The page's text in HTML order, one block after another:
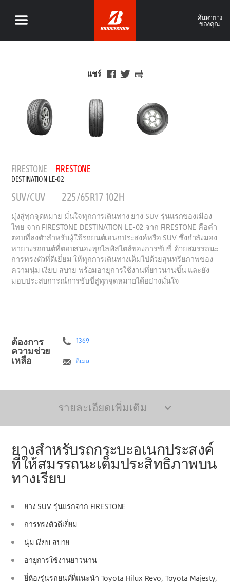
ค้นหายาง
ของคุณ
แชร์
FIRESTONE FIRESTONE
DESTINATION LE-02
SUV/CUV 225/65R17 102H
มุ่งสู่ทุกจุดหมาย มั่นใจทุกการเดินทาง ยาง SUV รุ่นแรกของเมือง
ไทย จาก FIRESTONE DESTINATION LE-02 จาก FIRESTONE คือคำ
ตอบที่ลงตัวสำหรับผู้ใช้รถยนต์เอนกประสงค์หรือ SUV ซึ่งกำลังมอง
หายางรถยนต์ที่ตอบสนองทุกไลฟ์สไตล์ของการขับขี่ ด้วยสมรรถนะ
การทรงตัวที่ดีเยี่ยม ให้ทุกการเดินทางเต็มไปด้วยสุนทรียภาพของ
ความนุ่ม เงียบ สบาย พร้อมอายุการใช้งานที่ยาวนานขึ้น และยัง
มอบประสบการณ์การขับขี่สู่ทุกจุดหมายได้อย่างมั่นใจ
ต้องการ
ความช่วย
เหลือ
1369
อีเมล
รายละเอียดเพิ่มเติม
ยางสำหรับรถกระบะอเนกประสงค์
ที่ให้สมรรถนะเต็มประสิทธิภาพบน
ทางเรียบ
ยาง SUV รุ่นแรกจาก FIRESTONE
การทรงตัวดีเยี่ยม
นุ่ม เงียบ สบาย
อายุการใช้งานยาวนาน
ยี่ห้อ/รุ่นรถยนต์ที่แนะนำ Toyota Hilux Revo, Toyota Majesty,